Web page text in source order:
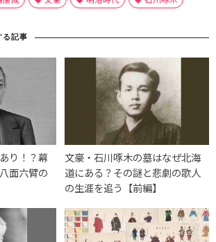
る記事
り！？幕
面六臂の
文豪・石川啄木の墓はなぜ北海
道にある？その謎と悲劇の歌人
の生涯を追う【前編】